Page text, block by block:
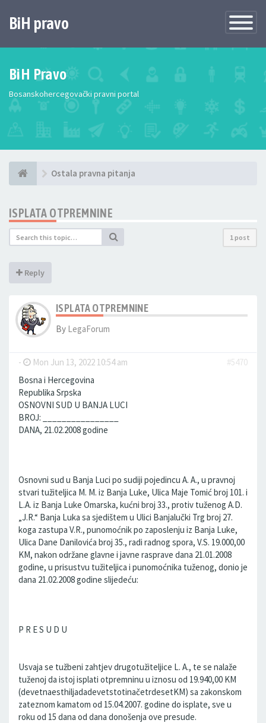
Toggle
BiH pravo
BiH Pravo
Bosanskohercegovački pravni portal
Ostala pravna pitanja
ISPLATA OTPREMNINE
1 post
Reply
ISPLATA OTPREMNINE
By LegaForum
- Mon Jun 13, 2022 10:54 am
#5470
Bosna i Hercegovina
Republika Srpska
OSNOVNI SUD U BANJA LUCI
BROJ: ________________
DANA, 21.02.2008 godine
Osnovni sud u Banja Luci po sudiji pojedincu A. A., u pravnoj
stvari tužiteljica M. M. iz Banja Luke, Ulica Maje Tomić broj 101. i
L.A. iz Banja Luke Omarska, kućni broj 33., protiv tuženog A.D.
„J.R.“ Banja Luka sa sjedištem u Ulici Banjalučki Trg broj 27.
koga zastupa V.R., punomoćnik po zaposlenju iz Banja Luke,
Ulica Dane Danilovića broj 35., radi radnog spora, V.S. 19.000,00
KM, nakon održane glavne i javne rasprave dana 21.01.2008
godine, u prisustvu tužiteljica i punomoćnika tuženog, donio je
dana 21.02.2008 godine slijedeću:
P R E S U D U
Usvaja se tužbeni zahtjev drugotužiteljice L. A., te se nalaže
tuženoj da istoj isplati otpremninu u iznosu od 19.940,00 KM
(devetnaesthiljadadevetstotinačetrdesetKM) sa zakonskom
zateznom kamatom od 15.04.2007. godine do isplate, sve u
roku od 15 dana od dana donošenja ove presude.